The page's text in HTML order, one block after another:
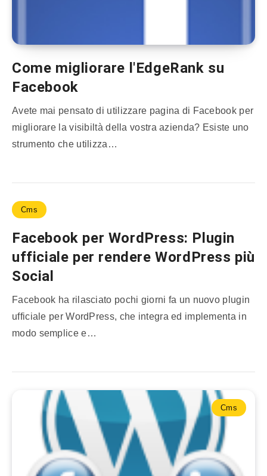
Come migliorare l'EdgeRank su
Facebook
Avete mai pensato di utilizzare pagina di Facebook per
migliorare la visibiltà della vostra azienda? Esiste uno
strumento che utilizza…
Cms
Facebook per WordPress: Plugin
ufficiale per rendere WordPress più
Social
Facebook ha rilasciato pochi giorni fa un nuovo plugin
ufficiale per WordPress, che integra ed implementa in
modo semplice e…
Cms